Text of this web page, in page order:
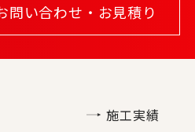
問い合わせ・お見積り
施工実績